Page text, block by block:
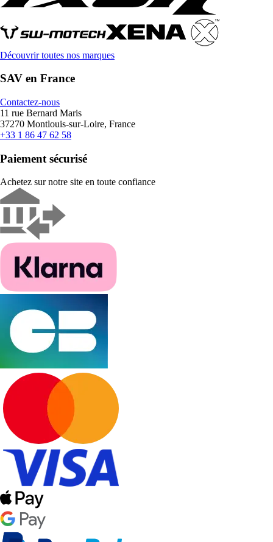
Découvrir toutes nos marques
SAV en France
Contactez-nous
11 rue Bernard Maris
37270 Montlouis-sur-Loire, France
+33 1 86 47 62 58
Paiement sécurisé
Achetez sur notre site en toute confiance